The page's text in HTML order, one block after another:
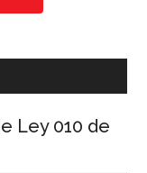
Ley 010 de